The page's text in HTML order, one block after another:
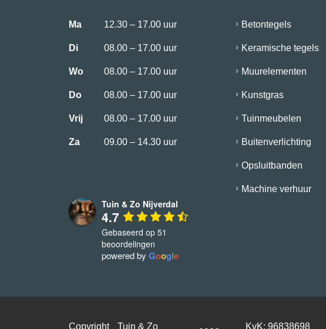
Ma 12.30 – 17.00 uur
Di 08.00 – 17.00 uur
Wo 08.00 – 17.00 uur
Do 08.00 – 17.00 uur
Vrij 08.00 – 17.00 uur
Za 09.00 – 14.30 uur
Tuin & Zo Nijverdal
4.7
Gebaseerd op 51
beoordelingen
powered by Google
Betontegels
Keramische tegels
Muurelementen
Kunstgras
Tuinmeubelen
Buitenverlichting
Opsluitbanden
Machine verhuur
Copyright Tuin & Zo KvK: 96838698